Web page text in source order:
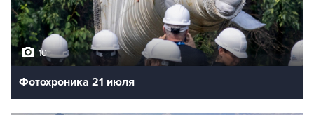
10
Фотохроника 21 июля